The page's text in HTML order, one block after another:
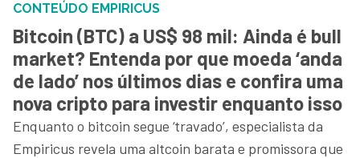
CONTEÚDO EMPIRICUS
Bitcoin (BTC) a US$ 98 mil: Ainda é bull
market? Entenda por que moeda ‘anda
de lado’ nos últimos dias e confira uma
nova cripto para investir enquanto isso
Enquanto o bitcoin segue ‘travado’, especialista da
Empiricus revela uma altcoin barata e promissora que